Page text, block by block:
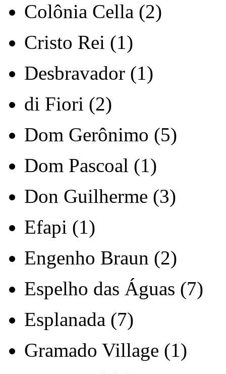
Colônia Cella (2)
Cristo Rei (1)
Desbravador (1)
di Fiori (2)
Dom Gerônimo (5)
Dom Pascoal (1)
Don Guilherme (3)
Efapi (1)
Engenho Braun (2)
Espelho das Águas (7)
Esplanada (7)
Gramado Village (1)